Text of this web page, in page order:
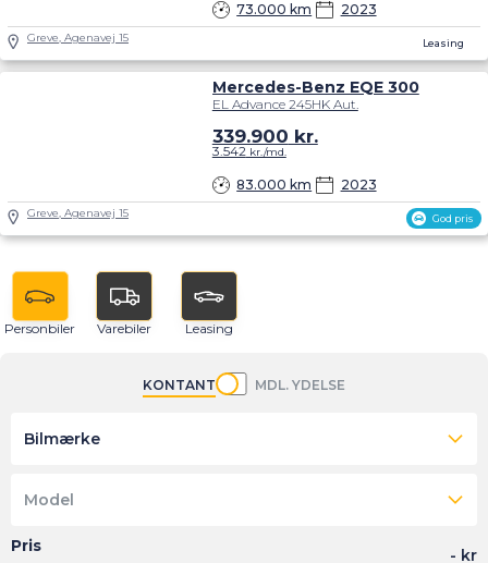
Leasing
73.000 km 2023
Greve, Agenavej 15
God pris
Mercedes-Benz EQE 300
EL Advance 245HK Aut.
83.000 km 2023
339.900 kr.
3.542kr./md.
Greve, Agenavej 15
Personbiler Varebiler Leasing
KONTANT MDL. YDELSE
Bilmærke
Model